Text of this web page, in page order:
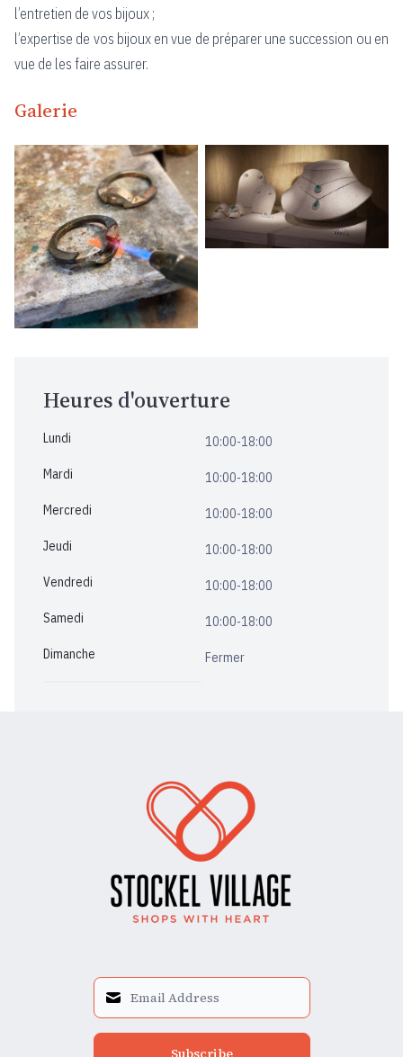
l’entretien de vos bijoux ;
l’expertise de vos bijoux en vue de préparer une succession ou en
vue de les faire assurer.
Galerie
Heures d'ouverture
Lundi
10:00-18:00
Mardi
10:00-18:00
Mercredi
10:00-18:00
Jeudi
10:00-18:00
Vendredi
10:00-18:00
Samedi
10:00-18:00
Dimanche
Fermer
Subscribe